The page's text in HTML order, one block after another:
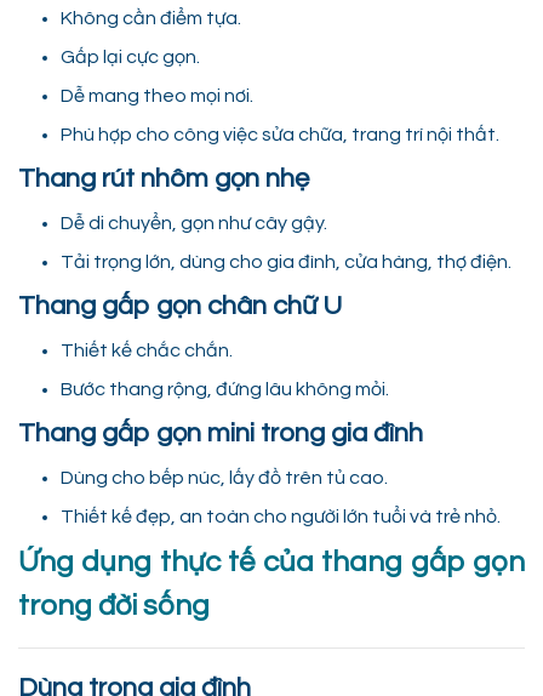
Không cần điểm tựa.
Gấp lại cực gọn.
Dễ mang theo mọi nơi.
Phù hợp cho công việc sửa chữa, trang trí nội thất.
Thang rút nhôm gọn nhẹ
Dễ di chuyển, gọn như cây gậy.
Tải trọng lớn, dùng cho gia đình, cửa hàng, thợ điện.
Thang gấp gọn chân chữ U
Thiết kế chắc chắn.
Bước thang rộng, đứng lâu không mỏi.
Thang gấp gọn mini trong gia đình
Dùng cho bếp núc, lấy đồ trên tủ cao.
Thiết kế đẹp, an toàn cho người lớn tuổi và trẻ nhỏ.
Ứng dụng thực tế của thang gấp gọn
trong đời sống
Dùng trong gia đình